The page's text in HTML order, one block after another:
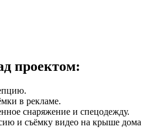
проектом:
в рекламе.
снаряжение и спецодежду.
и съёмку видео на крыше дома